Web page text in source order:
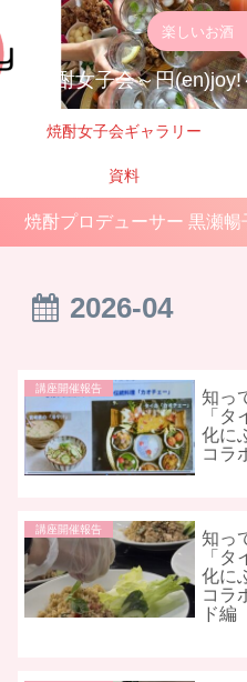
楽しいお酒
焼酎女子会～円
焼酎女子会ギャラリー
資料
焼酎プロデューサー 黒瀬
2026-04
講座開催報告
知っ
「
化に
コラ
講座開催報告
知っ
「
化に
コラ
ド編